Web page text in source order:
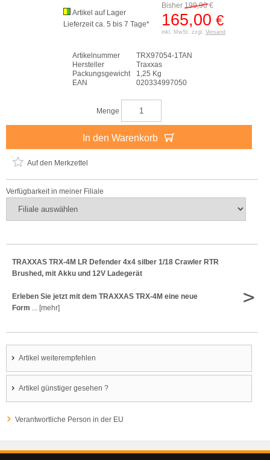
Bisher 199,90€
165,00 €
inkl. MwSt. zzgl. Versand
Artikel auf Lager
Lieferzeit ca. 5 bis 7 Tage*
Artikelnummer
TRX97054-1TAN
Hersteller
Traxxas
Packungsgewicht
1,25 Kg
EAN
020334997050
Menge
In den Warenkorb
Auf den Merkzettel
Verfügbarkeit in meiner Filiale
TRAXXAS TRX-4M LR Defender 4x4 silber 1/18 Crawler RTR
Brushed, mit Akku und 12V Ladegerät
Erleben Sie jetzt mit dem TRAXXAS TRX-4M eine neue
Form ... [mehr] >
Artikel weiterempfehlen
Artikel günstiger gesehen ?
Verantwortliche Person in der EU